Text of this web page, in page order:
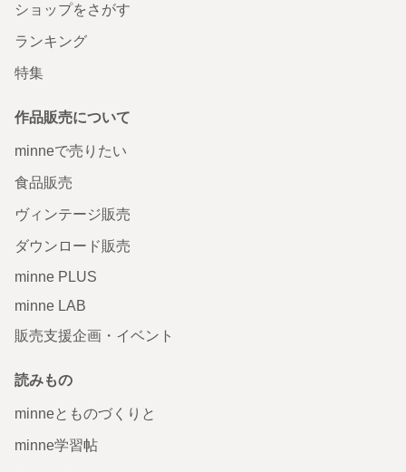
ショップをさがす
ランキング
特集
作品販売について
minneで売りたい
食品販売
ヴィンテージ販売
ダウンロード販売
minne PLUS
minne LAB
販売支援企画・イベント
読みもの
minneとものづくりと
minne学習帖